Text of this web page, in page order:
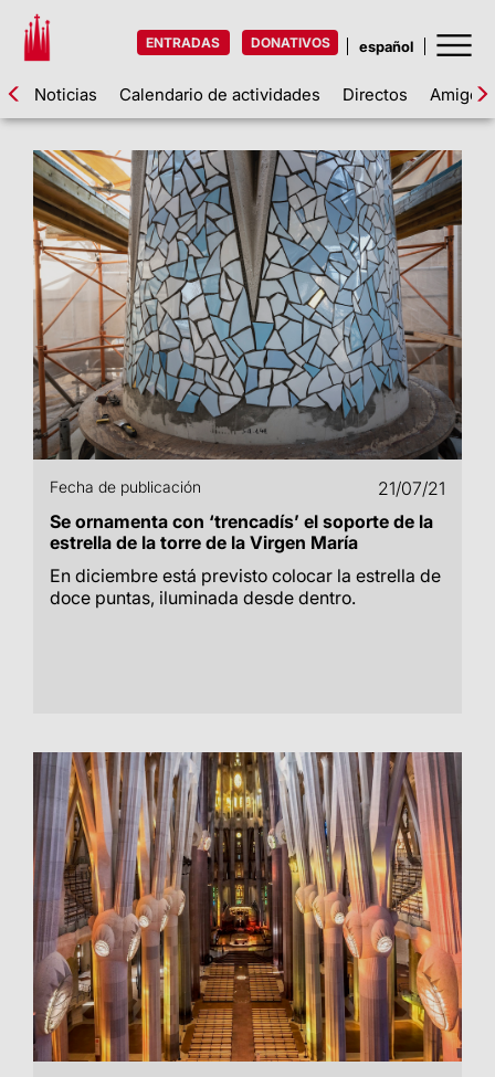
ENTRADAS DONATIVOS
Noticias Calendario de actividades Directos Amigos
Fecha de publicación
21/07/21
Se ornamenta con ‘trencadís’ el soporte de la
estrella de la torre de la Virgen María
En diciembre está previsto colocar la estrella de
doce puntas, iluminada desde dentro.